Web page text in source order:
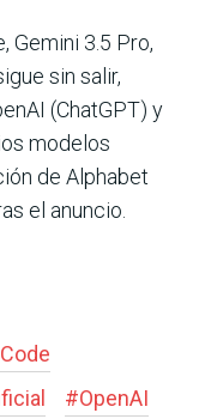
Gemini 3.5 Pro,
sin salir,
(ChatGPT) y
modelos
de Alphabet
el anuncio.
#OpenAI